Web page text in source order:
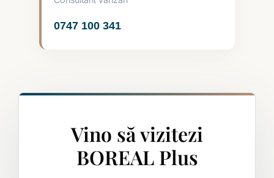
0747 100 341
Vino să vizitezi
BOREAL Plus